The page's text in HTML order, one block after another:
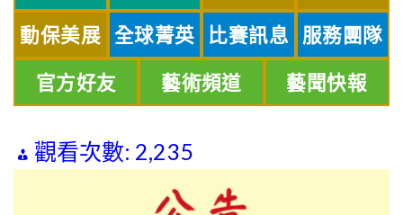
動保美展 全球菁英 比賽訊息 服務團隊
官方好友 藝術頻道 藝聞快報
觀看次數: 2,235